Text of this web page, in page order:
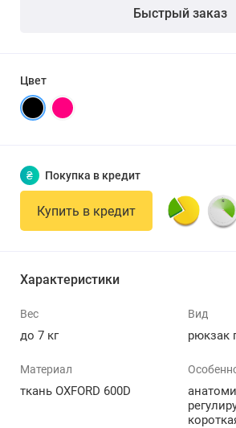
Быстрый заказ
₴ Покупка в кредит
Купить в кредит
Цвет
Характеристики
Вес
до 7 кг
Вид
рюкзак
Материал
ткань OXFORD 600D